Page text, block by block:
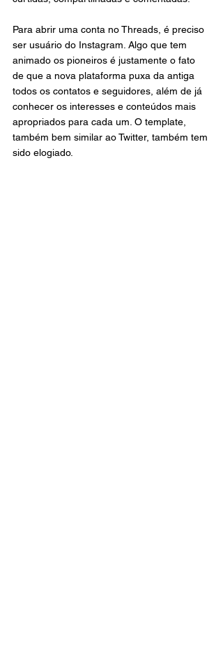
Para abrir uma conta no Threads, é preciso
ser usuário do Instagram. Algo que tem
animado os pioneiros é justamente o fato
de que a nova plataforma puxa da antiga
todos os contatos e seguidores, além de já
conhecer os interesses e conteúdos mais
apropriados para cada um. O template,
também bem similar ao Twitter, também tem
sido elogiado.